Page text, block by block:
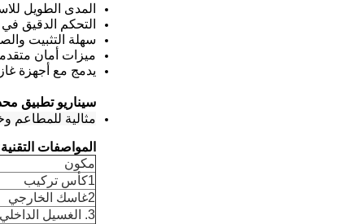
المدى الطويل
التحكم الدقيق في
سهلة التثبيت
ميزات أمان
يدمج مع أجهزة
سيناريو تطبيق
مثالية للمطاعم
المواصفات
مكون
1كأس تركيب
2غاسك الخارجي
3. الغسيل الداخلي